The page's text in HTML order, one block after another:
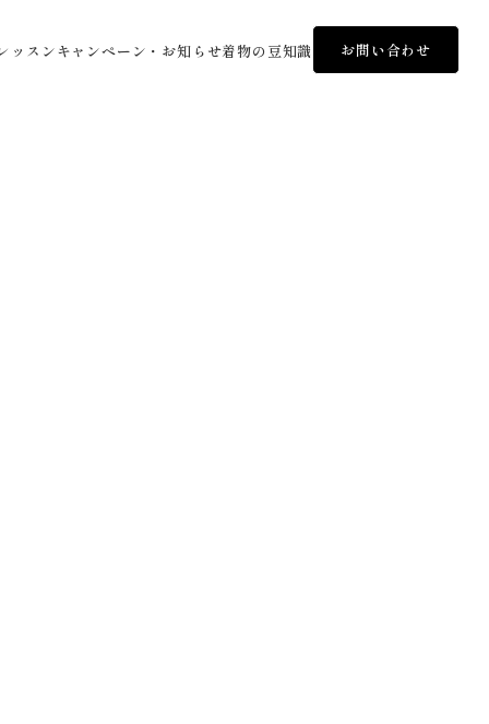
ッスンキャンペーン・お知らせ着物の豆知識 お問い合わせ